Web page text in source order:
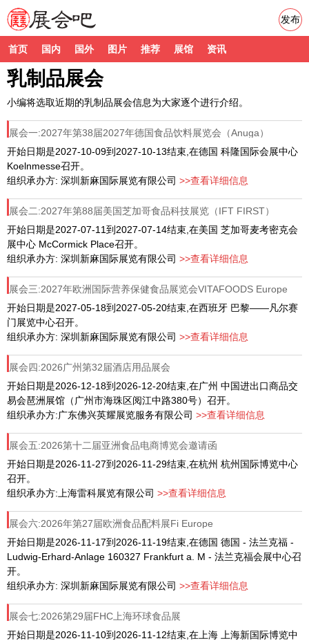
首页 国内 国外 图片 推荐 展馆 资讯
发布
乳制品展会
小编将选取近期的乳制品展会信息为大家逐个进行介绍。
展会一:2027年第38届2027年德国食品饮料展览会（Anuga）
开始日期是2027-10-09到2027-10-13结束,在德国 科隆国际会展中心
Koelnmesse召开。
组织承办方: 深圳新麻国际展览有限公司 >>查看详细信息
展会二:2027年第88届美国芝加哥食品科技展览（IFT FIRST）
开始日期是2027-07-11到2027-07-14结束,在美国 芝加哥麦考密克会
展中心 McCormick Place召开。
组织承办方: 深圳新麻国际展览有限公司 >>查看详细信息
展会三:2027年欧洲国际营养保健食品展览会VITAFOODS Europe
开始日期是2027-05-18到2027-05-20结束,在西班牙 巴黎——凡尔赛
门展览中心召开。
组织承办方: 深圳新麻国际展览有限公司 >>查看详细信息
展会四:2026广州第32届酒店用品展会
开始日期是2026-12-18到2026-12-20结束,在广州 中国进出口商品交
易会琶洲展馆（广州市海珠区阅江中路380号）召开。
组织承办方:广东佛兴英耀展览服务有限公司 >>查看详细信息
展会五:2026第十二届亚洲食品电商博览会邀请函
开始日期是2026-11-27到2026-11-29结束,在杭州 杭州国际博览中心
召开。
组织承办方:上海雷科展览有限公司 >>查看详细信息
展会六:2026年第27届欧洲食品配料展Fi Europe
开始日期是2026-11-17到2026-11-19结束,在德国 德国 - 法兰克福 -
Ludwig-Erhard-Anlage 160327 Frankfurt a. M - 法兰克福会展中心召
开。
组织承办方: 深圳新麻国际展览有限公司 >>查看详细信息
展会七:2026第29届FHC上海环球食品展
开始日期是2026-11-10到2026-11-12结束,在上海 上海新国际博览中